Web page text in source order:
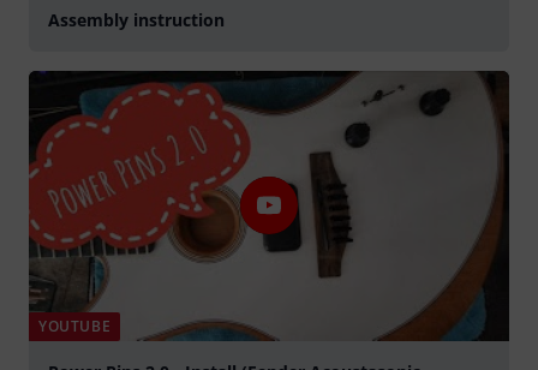
Assembly instruction
YOUTUBE